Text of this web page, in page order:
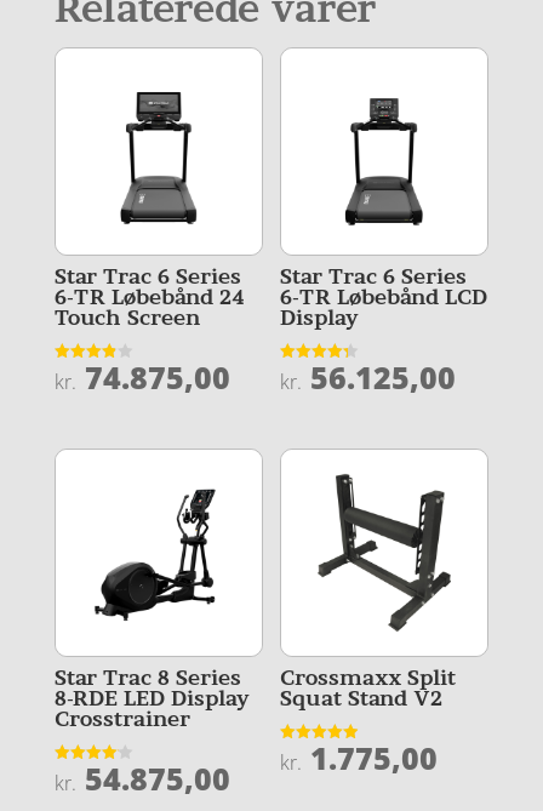
Star Trac 6 Series
6-TR Løbebånd 24
Touch Screen
Vurderet
3.9
kr. 74.875,00
Star Trac 6 Series
6-TR Løbebånd LCD
Display
Vurderet
4.3
kr. 56.125,00
Star Trac 8 Series
8-RDE LED Display
Crosstrainer
Vurderet
4.1
kr. 54.875,00
Crossmaxx Split
Squat Stand V2
Vurderet
4.9
kr. 1.775,00